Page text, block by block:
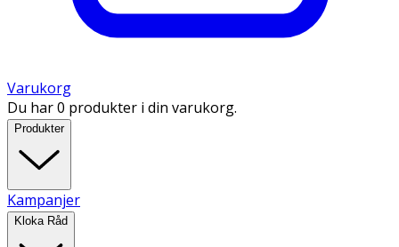
Varukorg
Du har 0 produkter i din varukorg.
Produkter
Kampanjer
Kloka Råd